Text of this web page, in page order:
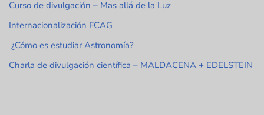
Curso de divulgación – Mas allá de la Luz
Internacionalización FCAG
¿Cómo es estudiar Astronomía?
Charla de divulgación científica – MALDACENA + EDELSTEIN